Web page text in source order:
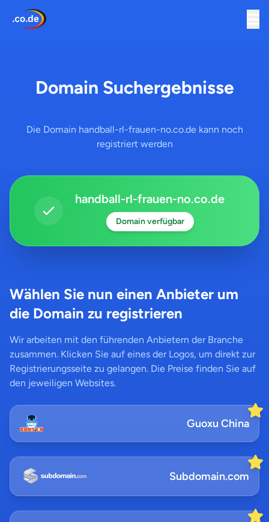
Domain Suchergebnisse
Die Domain handball-rl-frauen-no.co.de kann noch
registriert werden
handball-rl-frauen-no.co.de
Domain verfügbar
Wählen Sie nun einen Anbieter um
die Domain zu registrieren
Wir arbeiten mit den führenden Anbietern der Branche
zusammen. Klicken Sie auf eines der Logos, um direkt zur
Registrierungsseite zu gelangen. Die Preise finden Sie auf
den jeweiligen Websites.
Guoxu China
Subdomain.com